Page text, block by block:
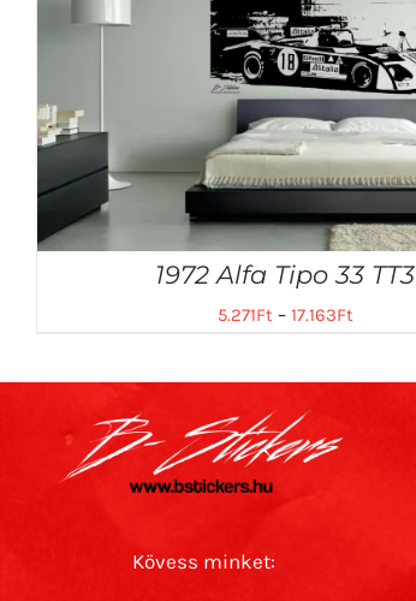
1972 Alfa Tipo 33 TT3
5.271Ft– 17.163Ft
Kövess minket: